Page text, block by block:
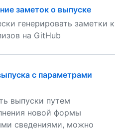
заметок о выпуске
генерировать заметки к
на GitHub
с параметрами
выпуски путем
новой формы
сведениями, можно